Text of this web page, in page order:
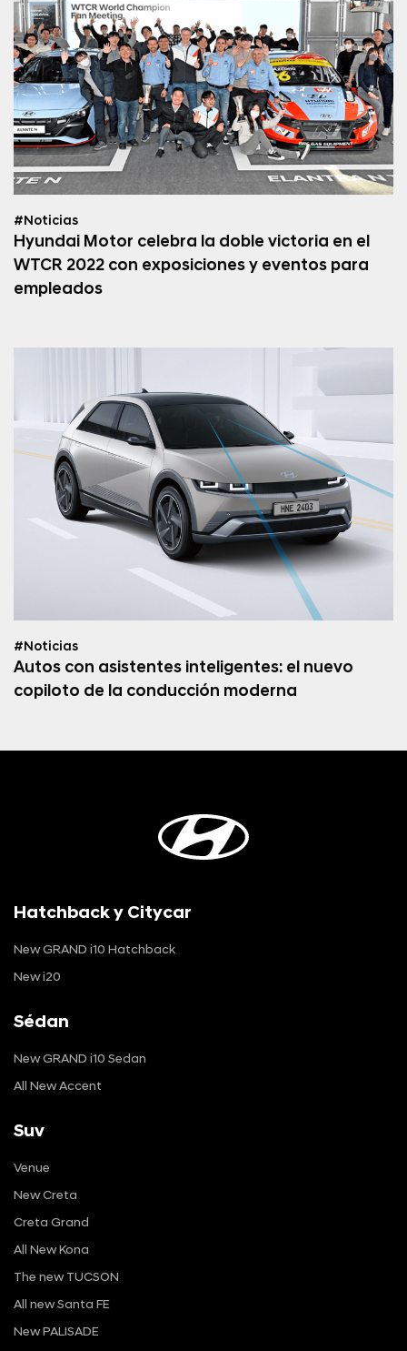
#Noticias
Hyundai Motor celebra la doble victoria en el
WTCR 2022 con exposiciones y eventos para
empleados
#Noticias
Autos con asistentes inteligentes: el nuevo
copiloto de la conducción moderna
Hatchback y Citycar
New GRAND i10 Hatchback
New i20
Sédan
New GRAND i10 Sedan
All New Accent
Suv
Venue
New Creta
Creta Grand
All New Kona
The new TUCSON
All new Santa FE
New PALISADE